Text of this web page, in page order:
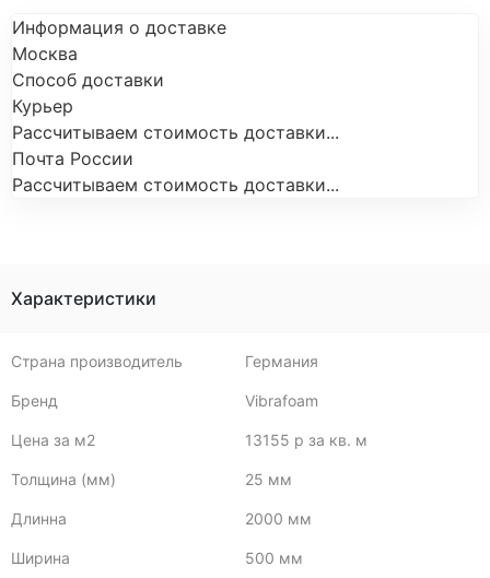
Информация о доставке
Москва
Способ доставки
Курьер
Рассчитываем стоимость доставки...
Почта России
Рассчитываем стоимость доставки...
Характеристики
Страна производитель Германия
Бренд Vibrafoam
Цена за м2 13155 р за кв. м
Толщина (мм) 25 мм
Длинна 2000 мм
Ширина 500 мм